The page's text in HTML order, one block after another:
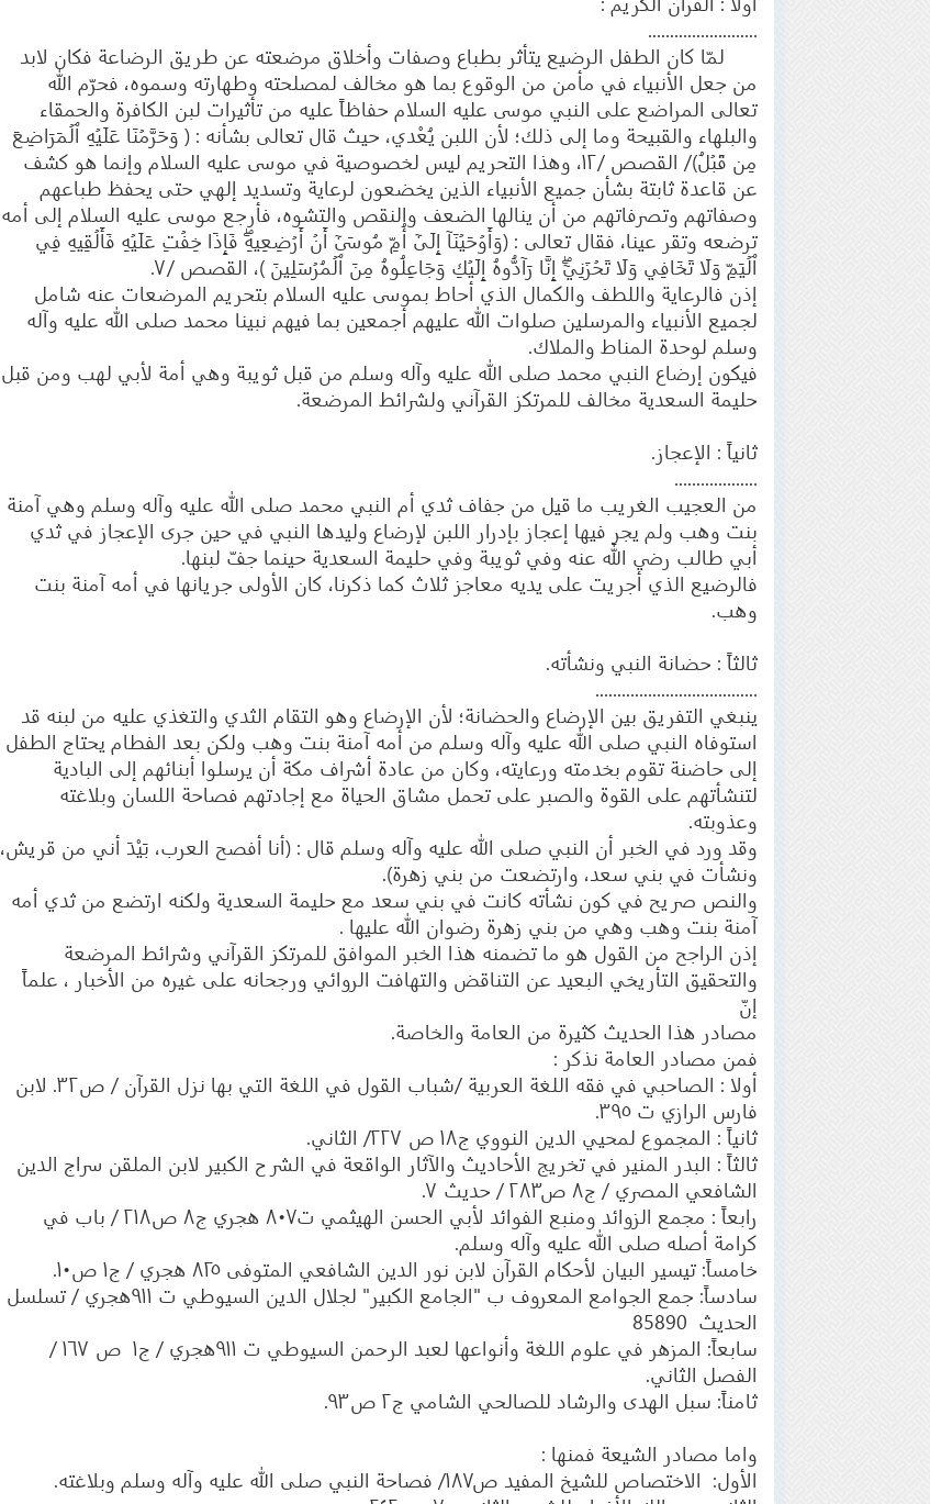
.........................
لمّا كان الطفل الرضيع يتأثر بطباع وصفات وأخلاق مرضعته عن طريق الرضاعة فكان لابد
من جعل الأنبياء في مأمن من الوقوع بما هو مخالف لمصلحته وطهارته وسموه، فحرّم الله
تعالى المراضع على النبي موسى عليه السلام حفاظاً عليه من تأثيرات لبن الكافرة والحمقاء
والبلهاء والقبيحة وما إلى ذلك؛ لأن اللبن يُعْدي، حيث قال تعالى بشأنه : ( وَحَرَّمۡنَا عَلَيۡهِ ٱلۡمَرَاضِعَ
مِن قَبۡلُ)/ القصص /١٢، وهذا التحريم ليس لخصوصية في موسى عليه السلام وإنما هو كشف
عن قاعدة ثابتة بشأن جميع الأنبياء الذين يخضعون لرعاية وتسديد إلهي حتى يحفظ طباعهم
وصفاتهم وتصرفاتهم من أن ينالها الضعف والنقص والتشوه، فأرجع موسى عليه السلام إلى أمه
ترضعه وتقر عينا، فقال تعالى : (وَأَوۡحَيۡنَآ إِلَىٰٓ أُمِّ مُوسَىٰٓ أَنۡ أَرۡضِعِيهِۖ فَإِذَا خِفۡتِ عَلَيۡهِ فَأَلۡقِيهِ فِي
ٱلۡيَمِّ وَلَا تَخَافِي وَلَا تَحۡزَنِيٓۖ إِنَّا رَآدُّوهُ إِلَيۡكِ وَجَاعِلُوهُ مِنَ ٱلۡمُرۡسَلِينَ )، القصص /٧.
إذن فالرعاية واللطف والكمال الذي أحاط بموسى عليه السلام بتحريم المرضعات عنه شامل
لجميع الأنبياء والمرسلين صلوات الله عليهم أجمعين بما فيهم نبينا محمد صلى الله عليه وآله
وسلم لوحدة المناط والملاك.
فيكون إرضاع النبي محمد صلى الله عليه وآله وسلم من قبل ثويبة وهي أمة لأبي لهب ومن قبل
حليمة السعدية مخالف للمرتكز القرآني ولشرائط المرضعة.
ثانياً : الإعجاز.
...................
من العجيب الغريب ما قيل من جفاف ثدي أم النبي محمد صلى الله عليه وآله وسلم وهي آمنة
بنت وهب ولم يجرِ فيها إعجاز بإدرار اللبن لإرضاع وليدها النبي في حين جرى الإعجاز في ثدي
أبي طالب رضي الله عنه وفي ثويبة وفي حليمة السعدية حينما جفّ لبنها.
فالرضيع الذي أجريت على يديه معاجز ثلاث كما ذكرنا، كان الأولى جريانها في أمه آمنة بنت
وهب.
ثالثاً : حضانة النبي ونشأته.
.....................................
ينبغي التفريق بين الإرضاع والحضانة؛ لأن الإرضاع وهو التقام الثدي والتغذي عليه من لبنه قد
استوفاه النبي صلى الله عليه وآله وسلم من أمه آمنة بنت وهب ولكن بعد الفطام يحتاج الطفل
إلى حاضنة تقوم بخدمته ورعايته، وكان من عادة أشراف مكة أن يرسلوا أبنائهم إلى البادية
لتنشأتهم على القوة والصبر على تحمل مشاق الحياة مع إجادتهم فصاحة اللسان وبلاغته
وعذوبته.
وقد ورد في الخبر أن النبي صلى الله عليه وآله وسلم قال : (أنا أفصح العرب، بَيْدَ أني من قريش،
ونشأت في بني سعد، وارتضعت من بني زهرة).
والنص صريح في كون نشأته كانت في بني سعد مع حليمة السعدية ولكنه ارتضع من ثدي أمه
آمنة بنت وهب وهي من بني زهرة رضوان الله عليها .
إذن الراجح من القول هو ما تضمنه هذا الخبر الموافق للمرتكز القرآني وشرائط المرضعة
والتحقيق التأريخي البعيد عن التناقض والتهافت الروائي ورجحانه على غيره من الأخبار ، علماً
إنّ
مصادر هذا الحديث كثيرة من العامة والخاصة.
فمن مصادر العامة نذكر :
أولا : الصاحبي في فقه اللغة العربية /شباب القول في اللغة التي بها نزل القرآن / ص٣٢. لابن
فارس الرازي ت ٣٩٥.
ثانياً : المجموع لمحيي الدين النووي ج١٨ ص ٢٢٧/ الثاني.
ثالثاً : البدر المنير في تخريج الأحاديث والآثار الواقعة في الشرح الكبير لابن الملقن سراج الدين
الشافعي المصري / ج٨ ص٢٨٣ / حديث ٧.
رابعاً : مجمع الزوائد ومنبع الفوائد لأبي الحسن الهيثمي ت٨٠٧ هجري ج٨ ص٢١٨ / باب في
كرامة أصله صلى الله عليه وآله وسلم.
خامساً: تيسير البيان لأحكام القرآن لابن نور الدين الشافعي المتوفى ٨٢٥ هجري / ج١ ص١٠.
سادساً: جمع الجوامع المعروف ب "الجامع الكبير" لجلال الدين السيوطي ت ٩١١هجري / تسلسل
الحديث 85890
سابعاً: المزهر في علوم اللغة وأنواعها لعبد الرحمن السيوطي ت ٩١١هجري / ج١ ص ١٦٧ /
الفصل الثاني.
ثامناً: سبل الهدى والرشاد للصالحي الشامي ج٢ ص٩٣.
واما مصادر الشيعة فمنها :
الأول: الاختصاص للشيخ المفيد ص١٨٧/ فصاحة النبي صلى الله عليه وآله وسلم وبلاغته.